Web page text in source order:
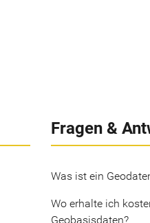
Fragen &
Was ist ein
Wo erhalte ich
Geobasisdaten?